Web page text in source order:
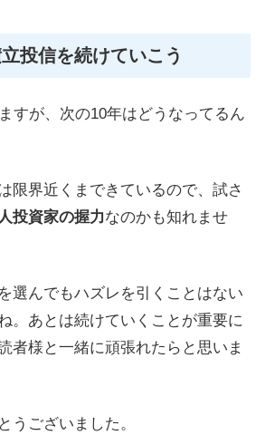
投信を続けていこう
すが、次の10年はどうなってるん
限界近くまできているので、試さ
投資家の握力なのかも知れませ
選んでもハズレを引くことはない
。あとは続けていくことが重要に
者様と一緒に頑張れたらと思いま
うございました。